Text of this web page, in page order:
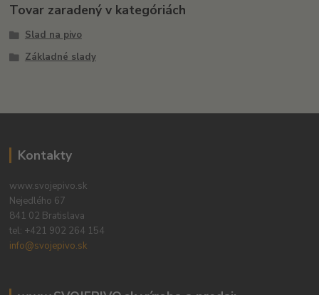
Tovar zaradený v kategóriách
Slad na pivo
Základné slady
Kontakty
www.svojepivo.sk
Nejedlého 67
841 02 Bratislava
tel: +421 902 264 154
info@svojepivo.sk